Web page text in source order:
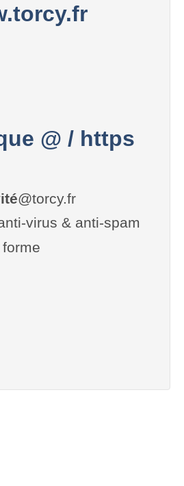
@ / https
@torcy.fr
virus & anti-spam